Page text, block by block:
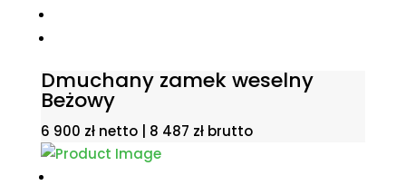
Dmuchany zamek weselny
Beżowy
6 900 zł netto | 8 487 złbrutto